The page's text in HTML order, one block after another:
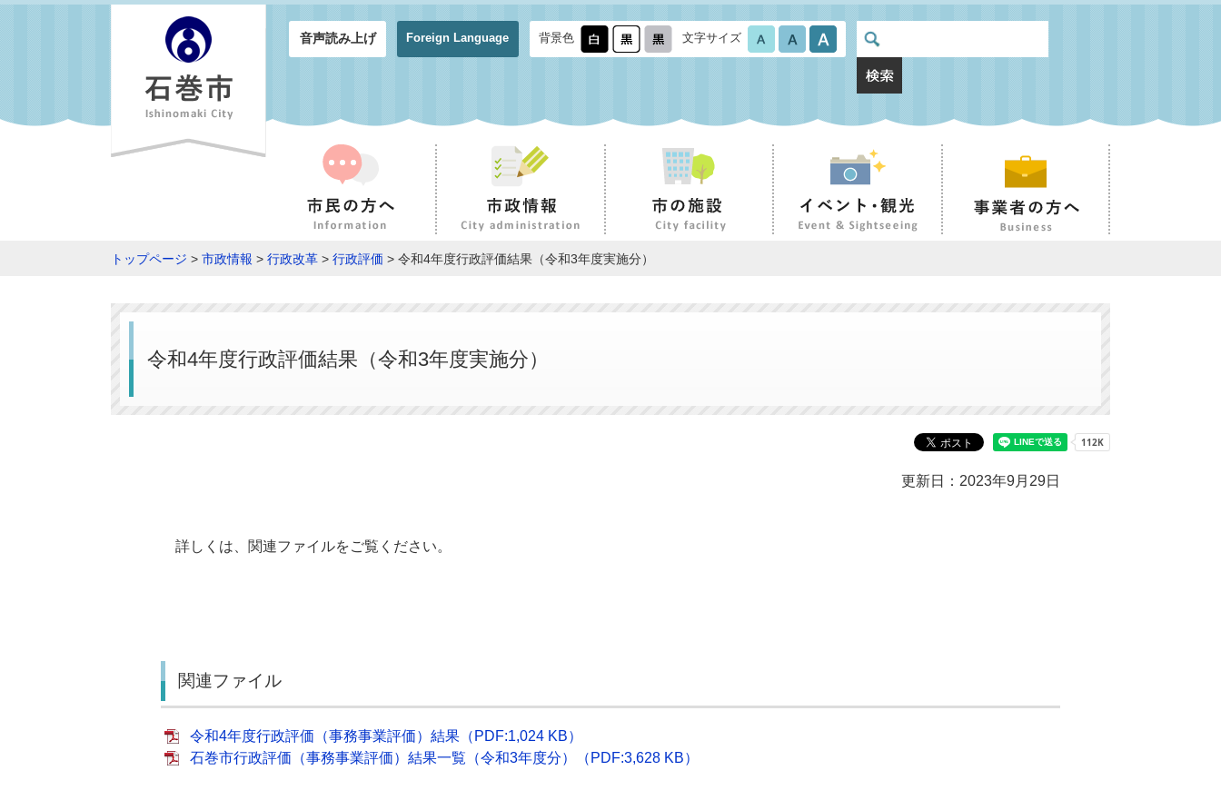
音声読み上げ Foreign Language 背景色 文字サイズ
トップページ > 市政情報 > 行政改革 > 行政評価 > 令和4年度行政評価結果（令和3年度実施分）
令和4年度行政評価結果（令和3年度実施分）
更新日：2023年9月29日
詳しくは、関連ファイルをご覧ください。
関連ファイル
令和4年度行政評価（事務事業評価）結果（PDF:1,024 KB）
石巻市行政評価（事務事業評価）結果一覧（令和3年度分）（PDF:3,628 KB）